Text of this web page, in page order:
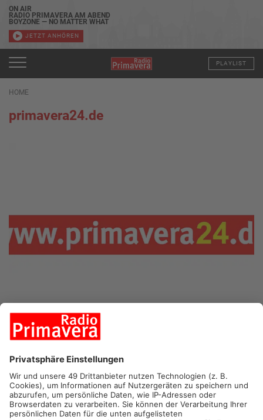
ON AIR
RADIO PRIMAVERA AM ABEND
BOYZONE — NO MATTER WHAT
JETZT ANHÖREN
PLAYLIST
HOME
primavera24.de
Primavera24.de gehört zu den führenden regionalen
Nachrichtenportalen im Primaveraland und informiert täglich
schnell, nah und zuverlässig über alles, was die Region
bewegt. Ob aktuelleNachrichten , Blaulicht,Verkehr,Sport
Veranstaltungstipps– das Portal steht für regionale
Kompetenz und hohe Reichweite.